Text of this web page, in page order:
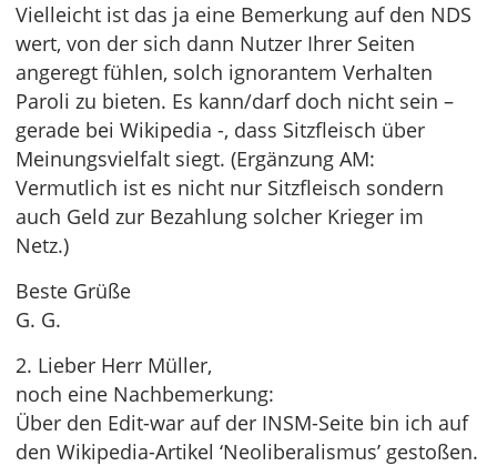
Vielleicht ist das ja eine Bemerkung auf den NDS
wert, von der sich dann Nutzer Ihrer Seiten
angeregt fühlen, solch ignorantem Verhalten
Paroli zu bieten. Es kann/darf doch nicht sein –
gerade bei Wikipedia -, dass Sitzfleisch über
Meinungsvielfalt siegt. (Ergänzung AM:
Vermutlich ist es nicht nur Sitzfleisch sondern
auch Geld zur Bezahlung solcher Krieger im
Netz.)
Beste Grüße
G. G.
2. Lieber Herr Müller,
noch eine Nachbemerkung:
Über den Edit-war auf der INSM-Seite bin ich auf
den Wikipedia-Artikel ‘Neoliberalismus’ gestoßen.